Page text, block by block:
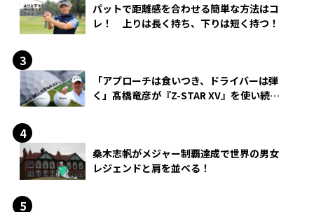
パットで距離感を合わせる簡単な方法はコ
レ！ 上りは長く持ち、下りは短く持つ！
「アプローチは食いつき、ドライバーは弾
く」髙橋竜彦が『Z-STAR XV』を使い続け
桑木志帆がメジャー制覇達成で世界の男女
レジェンドと肩を並べる！